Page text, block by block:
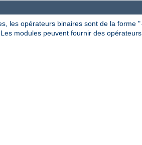
les opérateurs binaires sont de la forme "
modules peuvent fournir des